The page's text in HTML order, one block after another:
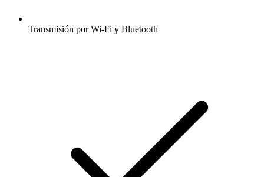
Transmisión por Wi-Fi y Bluetooth